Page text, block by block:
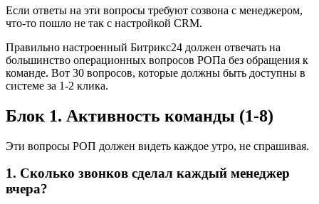
Если ответы на эти вопросы требуют созвона с менеджером,
что-то пошло не так с настройкой CRM.
Правильно настроенный Битрикс24 должен отвечать на
большинство операционных вопросов РОПа без обращения к
команде. Вот 30 вопросов, которые должны быть доступны в
системе за 1-2 клика.
Блок 1. Активность команды (1-8)
Эти вопросы РОП должен видеть каждое утро, не спрашивая.
1. Сколько звонков сделал каждый менеджер
вчера?